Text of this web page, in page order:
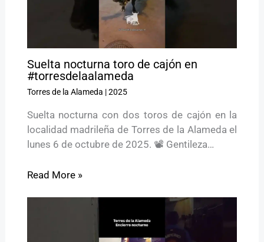
Suelta nocturna toro de cajón en
#torresdelaalameda
Torres de la Alameda |2025
Suelta nocturna con dos toros de cajón en la
localidad madrileña de Torres de la Alameda el
lunes 6 de octubre de 2025. 📽️ Gentileza…
Read More »